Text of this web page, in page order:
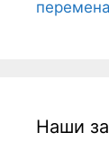
Наши